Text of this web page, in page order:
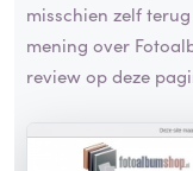
misschien zelf
mening over
review op deze